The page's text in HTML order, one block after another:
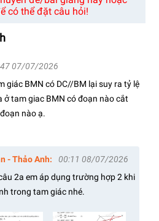
có thể đặt câu hỏi!
07/07/2026
giác BMN có DC//BM lại suy ra tỷ lệ
ở tam giac BMN có đoạn nào cắt
nào ạ.
- Thảo Anh:
00:11 08/07/2026
2a em áp dụng trường hợp 2 khi
trong tam giác nhé.